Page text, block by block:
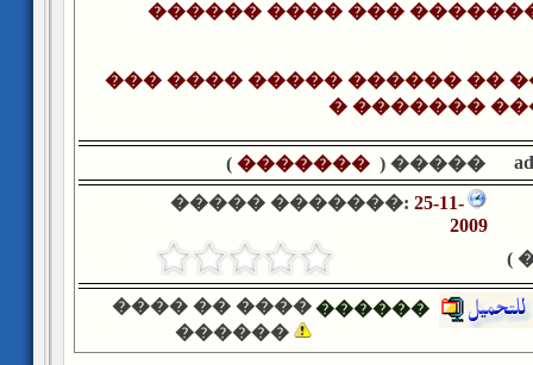
������ ���� ��� �������
��� ���� ����� ������ ��
� �������
����� (
�������
)
����� �������: 25-11-
2009
���� �� ����
������
������